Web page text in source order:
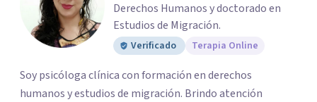
Derechos Humanos y doctorado en
Estudios de Migración.
Verificado Terapia Online
Soy psicóloga clínica con formación en derechos
humanos y estudios de migración. Brindo atención